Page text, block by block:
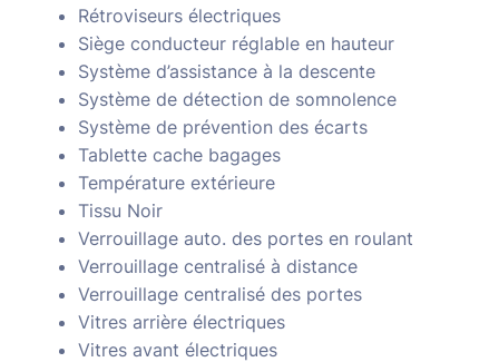
Rétroviseurs électriques
Siège conducteur réglable en hauteur
Système d’assistance à la descente
Système de détection de somnolence
Système de prévention des écarts
Tablette cache bagages
Température extérieure
Tissu Noir
Verrouillage auto. des portes en roulant
Verrouillage centralisé à distance
Verrouillage centralisé des portes
Vitres arrière électriques
Vitres avant électriques